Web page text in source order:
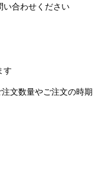
合わせください
す
文数量やご注文の時期